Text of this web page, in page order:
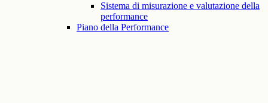
Sistema di misurazione e valutazione della
performance
Piano della Performance